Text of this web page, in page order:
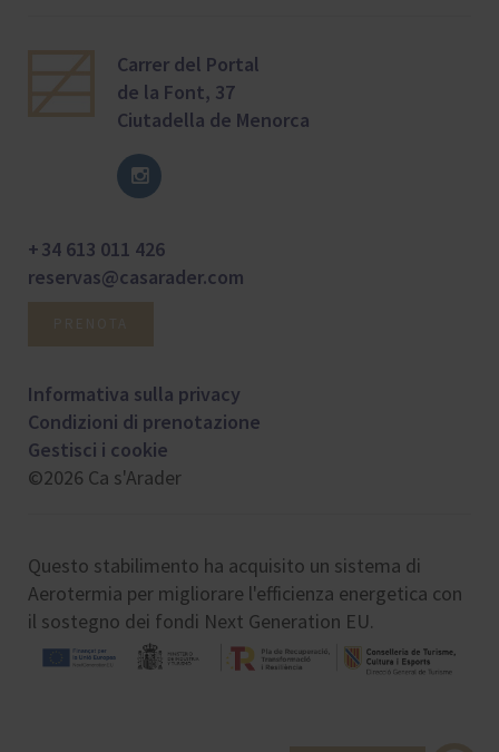
Carrer del Portal
de la Font, 37
Ciutadella de Menorca
+ 34 613 011 426
reservas@casarader.com
Informativa sulla privacy
Condizioni di prenotazione
Gestisci i cookie
©2026 Ca s'Arader
Questo stabilimento ha acquisito un sistema di
Aerotermia per migliorare l'efficienza energetica con
il sostegno dei fondi Next Generation EU.